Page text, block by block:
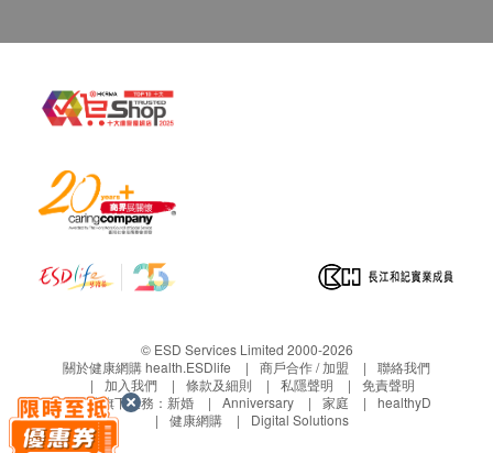
© ESD Services Limited 2000-2026
關於健康網購 health.ESDlife
商戶合作 / 加盟
聯絡我們
加入我們
條款及細則 私隱聲明
免責聲明
生活易旗下業務： 新婚 Anniversary 家庭
healthyD
健康網購
Digital Solutions